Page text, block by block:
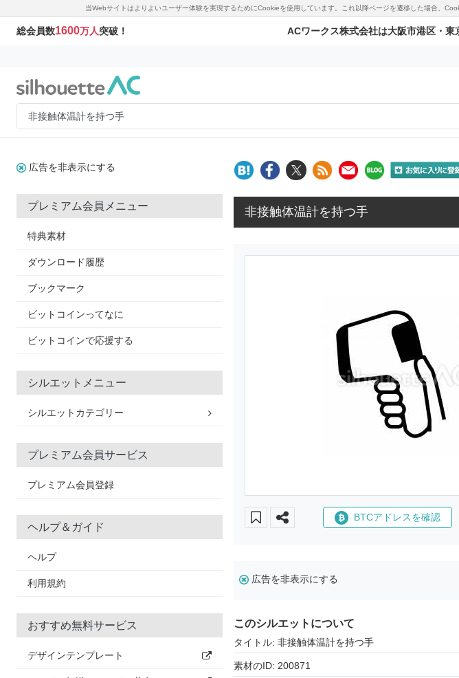
当Webサイトはよりよいユーザー体験を実現するためにCookieを使用しています。これ以降ページを遷移した場合、
総会員数1600万人突破！ ACワークス株式会社は大阪市港区・
広告を非表示にする
プレミアム会員メニュー
特典素材
ダウンロード履歴
ブックマーク
ビットコインってなに
ビットコインで応援する
シルエットメニュー
シルエットカテゴリー
プレミアム会員サービス
プレミアム会員登録
ヘルプ＆ガイド
ヘルプ
利用規約
おすすめ無料サービス
デザインテンプレート
非接触体温計を持つ手
BTCアドレスを確認
広告を非表示にする
このシルエットについて
タイトル: 非接触体温計を持つ手
素材のID: 200871